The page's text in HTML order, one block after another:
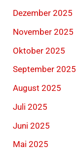
Dezember 2025
November 2025
Oktober 2025
September 2025
August 2025
Juli 2025
Juni 2025
Mai 2025